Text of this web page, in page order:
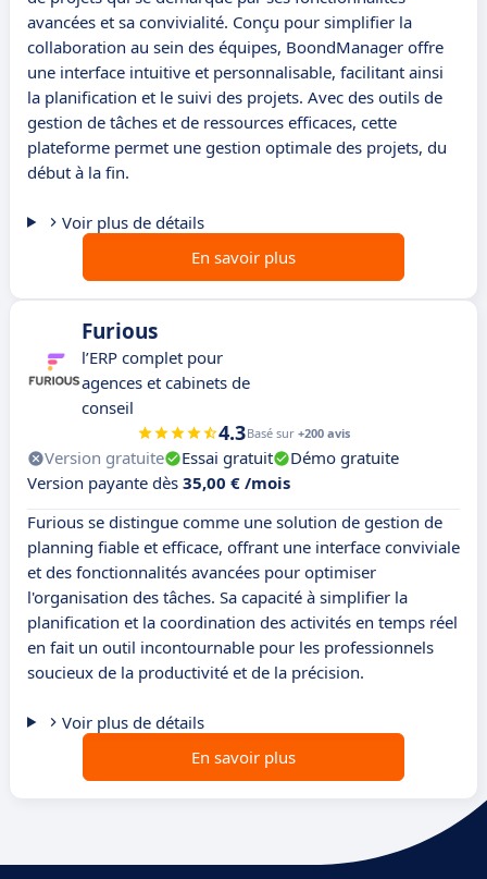
avancées et sa convivialité. Conçu pour simplifier la
collaboration au sein des équipes, BoondManager offre
une interface intuitive et personnalisable, facilitant ainsi
la planification et le suivi des projets. Avec des outils de
gestion de tâches et de ressources efficaces, cette
plateforme permet une gestion optimale des projets, du
début à la fin.
Voir plus de détails
En savoir plus
Furious
l’ERP complet pour
agences et cabinets de
conseil
4.3Basé sur +200 avis
Version gratuite Essai gratuit
Démo gratuite
Version payante dès 35,00 € /mois
Furious se distingue comme une solution de gestion de
planning fiable et efficace, offrant une interface conviviale
et des fonctionnalités avancées pour optimiser
l'organisation des tâches. Sa capacité à simplifier la
planification et la coordination des activités en temps réel
en fait un outil incontournable pour les professionnels
soucieux de la productivité et de la précision.
Voir plus de détails
En savoir plus